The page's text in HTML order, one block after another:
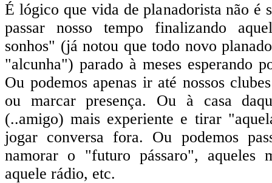
É lógico que vida de planadorista não é
passar nosso tempo finalizando
sonhos" (já notou que todo novo
"alcunha") parado à meses esperando
Ou podemos apenas ir até nossos
ou marcar presença. Ou à casa
(..amigo) mais experiente e tirar
jogar conversa fora. Ou podemos
namorar o "futuro pássaro", aqueles
aquele rádio, etc.